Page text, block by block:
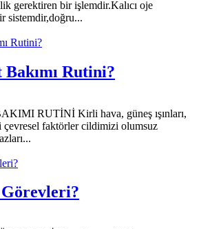
gerektiren bir işlemdir.Kalıcı oje
sistemdir,doğru...
Rutini?
RUTİNİ Kirli hava, güneş ışınları,
çevresel faktörler cildimizi olumsuz